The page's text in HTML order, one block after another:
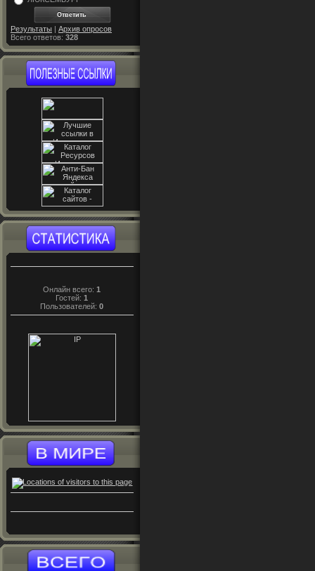
Результаты | Архив опросов
Всего ответов: 328
Онлайн всего:1
Гостей:1
Пользователей:0